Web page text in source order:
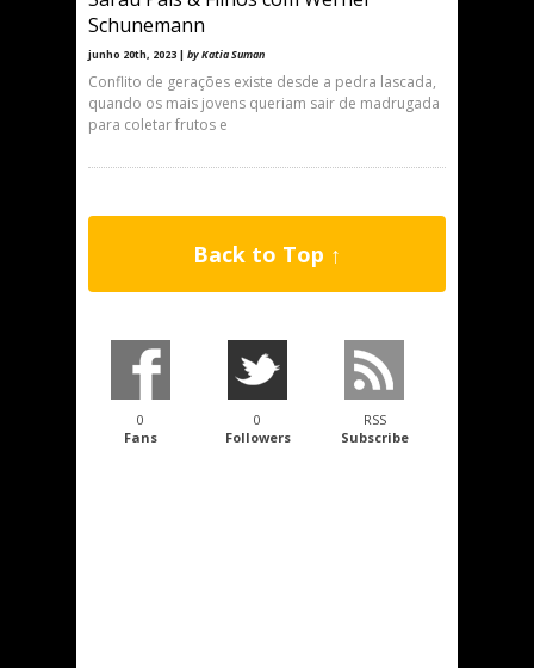
Schunemann
junho 20th, 2023 | by Katia Suman
Conflito de gerações existe desde a pedra lascada,
quando os mais jovens queriam sair de madrugada
para coletar frutos e
Back to Top ↑
0
Fans
0
Followers
RSS
Subscribe